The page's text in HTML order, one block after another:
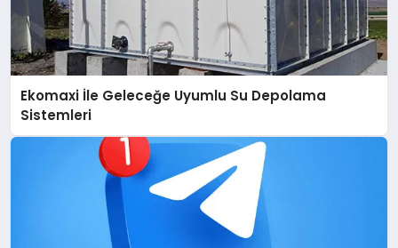
Ekomaxi İle Geleceğe Uyumlu Su Depolama
Sistemleri